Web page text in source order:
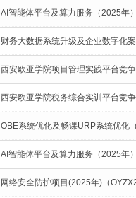
AI智能体平台及算力服务（2025年
财务大数据系统升级及企业数字化
西安欧亚学院项目管理实践平台竞
西安欧亚学院税务综合实训平台竞
OBE系统优化及畅课URP系统优化
AI智能体平台及算力服务（2025年
网络安全防护项目(2025年)（